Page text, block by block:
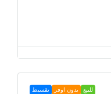
للبيع بدون اوفر تقسيط